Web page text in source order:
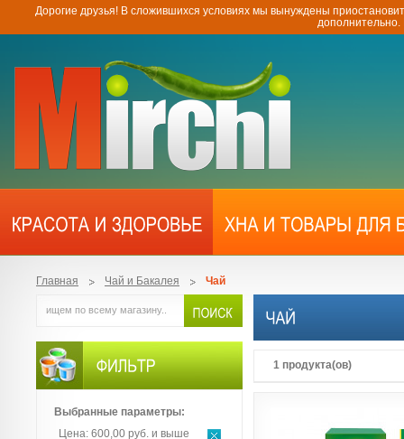
Дорогие друзья! В сложившихся условиях мы вынуждены
Главная Чай и Бакалея Чай
1 продукта(ов)
Выбранные параметры:
Цена: 600,00 руб. и выше